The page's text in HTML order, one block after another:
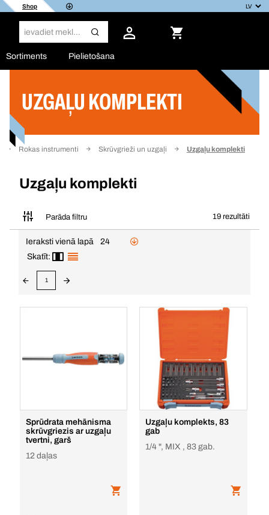
Shop
Sortiments Pielietošana
UZGAĻU KOMPLEKTI
Rokas instrumenti Skrūvgrieži un uzgaļi Uzgaļu komplekti
Uzgaļu komplekti
Parāda filtru 19 rezultāti
Filtrs
Ieraksti vienā lapā
24
Skatīt:
1
Sprūdrata mehānisma
skrūvgriezis ar uzgaļu
tvertni, garš
12 daļas
Uzgaļu komplekts, 83
gab
1/4 ", MIX , 83 gab.